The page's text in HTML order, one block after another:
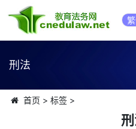
刑法
首页 > 标签>